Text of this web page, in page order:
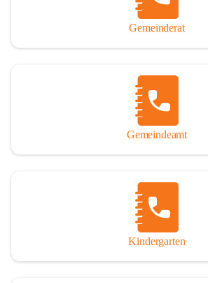
Gemeinderat
Gemeindeamt
Kindergarten